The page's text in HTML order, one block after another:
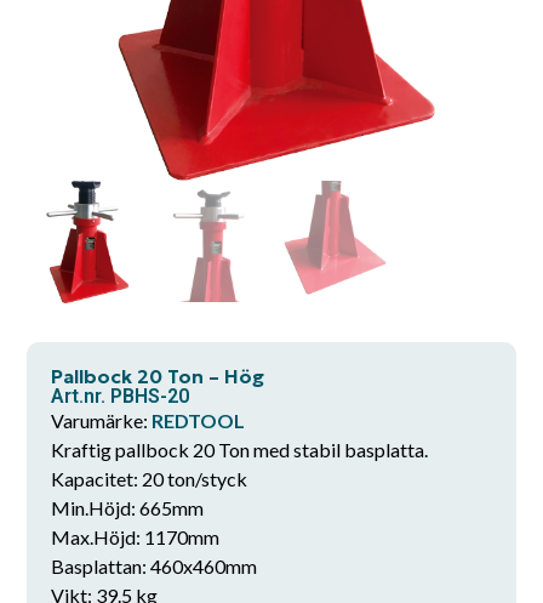
Pallbock 20 Ton – Hög
Art.nr. PBHS-20
Varumärke: REDTOOL
Kraftig pallbock 20 Ton med stabil basplatta.
Kapacitet: 20 ton/styck
Min.Höjd: 665mm
Max.Höjd: 1170mm
Basplattan: 460x460mm
Vikt: 39.5 kg